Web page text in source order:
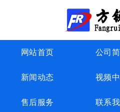
网站首页 公司
新闻动态 视频
售后服务 联系